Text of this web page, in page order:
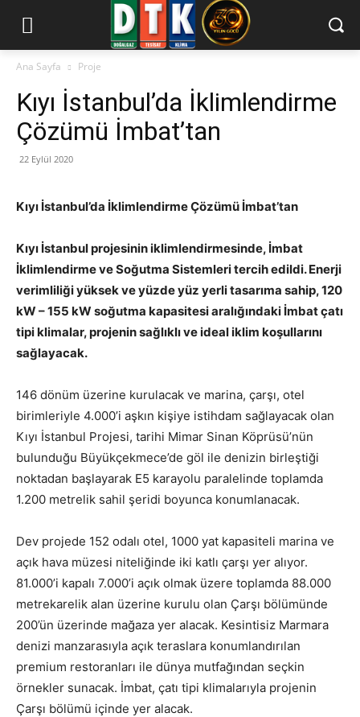
Ana Sayfa Proje
Kıyı İstanbul’da İklimlendirme
Çözümü İmbat’tan
22 Eylül 2020
Kıyı İstanbul’da İklimlendirme Çözümü İmbat’tan
Kıyı İstanbul projesinin iklimlendirmesinde, İmbat
İklimlendirme ve Soğutma Sistemleri tercih edildi. Enerji
verimliliği yüksek ve yüzde yüz yerli tasarıma sahip, 120
kW – 155 kW soğutma kapasitesi aralığındaki İmbat çatı
tipi klimalar, projenin sağlıklı ve ideal iklim koşullarını
sağlayacak.
146 dönüm üzerine kurulacak ve marina, çarşı, otel
birimleriyle 4.000’i aşkın kişiye istihdam sağlayacak olan
Kıyı İstanbul Projesi, tarihi Mimar Sinan Köprüsü’nün
bulunduğu Büyükçekmece’de göl ile denizin birleştiği
noktadan başlayarak E5 karayolu paralelinde toplamda
1.200 metrelik sahil şeridi boyunca konumlanacak.
Dev projede 152 odalı otel, 1000 yat kapasiteli marina ve
açık hava müzesi niteliğinde iki katlı çarşı yer alıyor.
81.000’i kapalı 7.000’i açık olmak üzere toplamda 88.000
metrekarelik alan üzerine kurulu olan Çarşı bölümünde
200’ün üzerinde mağaza yer alacak. Kesintisiz Marmara
denizi manzarasıyla açık teraslara konumlandırılan
premium restoranları ile dünya mutfağından seçkin
örnekler sunacak. İmbat, çatı tipi klimalarıyla projenin
Çarşı bölümü içinde yer alacak.